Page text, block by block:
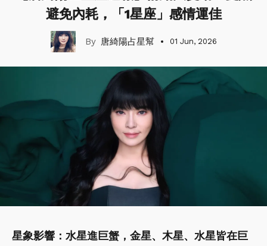
避免內耗，「1星座」感情運佳
唐綺陽占星幫 01 Jun, 2026
星象影響：水星進巨蟹，金星、木星、水星皆在巨